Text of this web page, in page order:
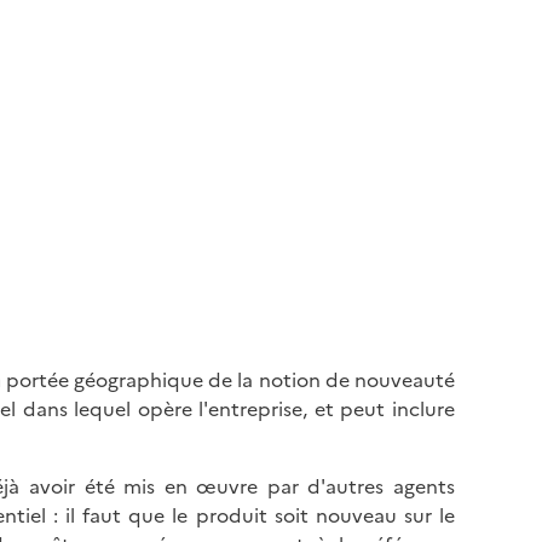
portée géographique de la notion de nouveauté
dans lequel opère l'entreprise, et peut inclure
avoir été mis en œuvre par d'autres agents
: il faut que le produit soit nouveau sur le